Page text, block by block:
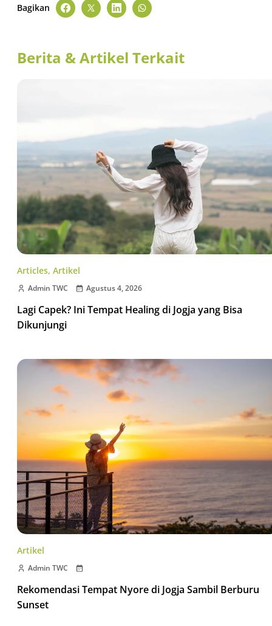
Bagikan
Berita & Artikel Terkait
Articles, Artikel
Admin TWC Agustus 4, 2026
Lagi Capek? Ini Tempat Healing di Jogja yang Bisa
Dikunjungi
Artikel
Admin TWC
Rekomendasi Tempat Nyore di Jogja Sambil Berburu
Sunset